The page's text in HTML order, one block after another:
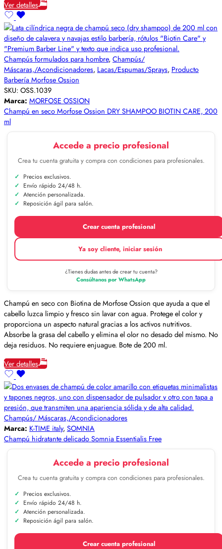
Ver detalles
Champús formulados para hombre, Champús/
Máscaras,/Acondicionadores, Lacas/Espumas/Sprays, Producto
Barbería Morfose Ossion
SKU: OSS.1039
Marca: MORFOSE OSSION
Champú en seco Morfose Ossion DRY SHAMPOO BIOTIN CARE, 200
ml
Accede a precio profesional
Crea tu cuenta gratuita y compra con condiciones para profesionales.
Precios exclusivos.
Envío rápido 24/48 h.
Atención personalizada.
Reposición ágil para salón.
Crear cuenta profesional
Ya soy cliente, iniciar sesión
¿Tienes dudas antes de crear tu cuenta?
Consúltanos por WhatsApp
Champú en seco con Biotina de Morfose Ossion que ayuda a que el
cabello luzca limpio y fresco sin lavar con agua. Protege el color y
proporciona un aspecto natural gracias a los activos nutritivos.
Absorbe la grasa del cabello y elimina el olor no desado del mismo. No
deja residuos. No requiere enjuague. Bote de 200 ml.
Ver detalles
Champús/ Máscaras,/Acondicionadores
Marca: K-TIME italy, SOMNIA
Champú hidratante delicado Somnia Essentialis Free
Accede a precio profesional
Crea tu cuenta gratuita y compra con condiciones para profesionales.
Precios exclusivos.
Envío rápido 24/48 h.
Atención personalizada.
Reposición ágil para salón.
Crear cuenta profesional